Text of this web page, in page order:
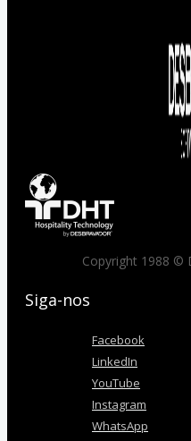
Copyright 1988 ©
Siga-nos
Facebook
LinkedIn
YouTube
Instagram
WhatsApp